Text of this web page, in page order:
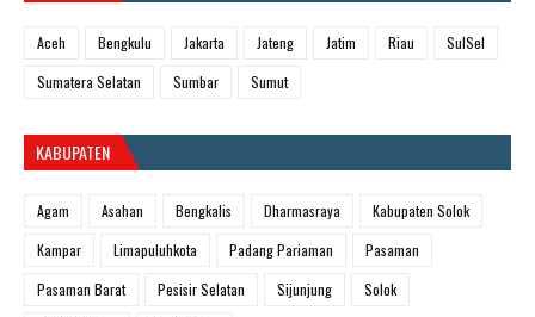
Aceh Bengkulu Jakarta Jateng Jatim Riau
SulSel
Sumatera Selatan
Sumbar Sumut
KABUPATEN
Agam Asahan Bengkalis Dharmasraya
Kabupaten Solok
Kampar
Limapuluhkota Padang Pariaman
Pasaman
Pasaman Barat
Pesisir Selatan Sijunjung
Solok